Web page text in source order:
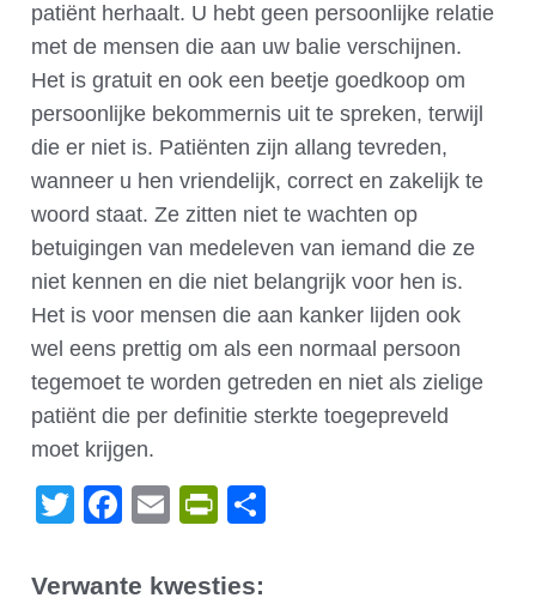
patiënt herhaalt. U hebt geen persoonlijke relatie
met de mensen die aan uw balie verschijnen.
Het is gratuit en ook een beetje goedkoop om
persoonlijke bekommernis uit te spreken, terwijl
die er niet is. Patiënten zijn allang tevreden,
wanneer u hen vriendelijk, correct en zakelijk te
woord staat. Ze zitten niet te wachten op
betuigingen van medeleven van iemand die ze
niet kennen en die niet belangrijk voor hen is.
Het is voor mensen die aan kanker lijden ook
wel eens prettig om als een normaal persoon
tegemoet te worden getreden en niet als zielige
patiënt die per definitie sterkte toegepreveld
moet krijgen.
TwitterFacebook
EmailPrintFriendly
Verwante kwesties: